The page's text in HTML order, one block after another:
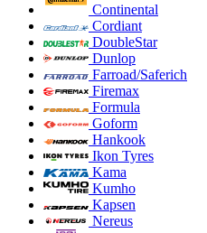
Continental
Cordiant
DoubleStar
Dunlop
Farroad/Saferich
Firemax
Formula
Goform
Hankook
Ikon Tyres
Kama
Kumho
Kapsen
Nereus